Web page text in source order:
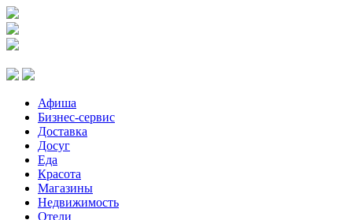
Афиша
Бизнес-сервис
Доставка
Досуг
Еда
Красота
Магазины
Недвижимость
Отели